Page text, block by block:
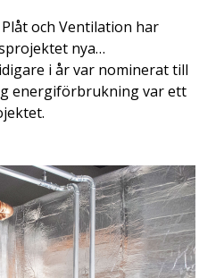
och Ventilation har
nya
i år var nominerat till
energiförbrukning var ett